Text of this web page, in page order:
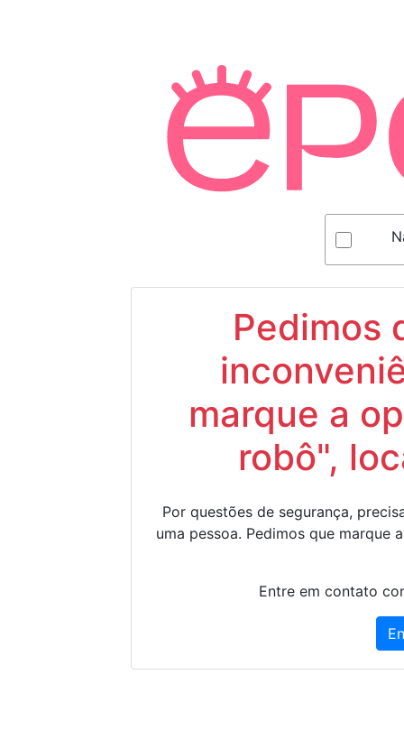
Pedimos
marque a
robô",
Por questões de segurança,
uma pessoa. Pedimos que marque
Entre em contato